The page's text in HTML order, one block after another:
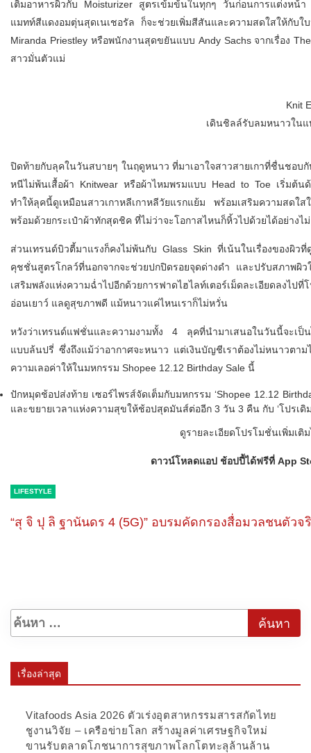
เติมอาหารผิวกับ Moisturizer สูตรเข้มข้นในทุกๆ วันก่อนการแต่งห
แมทท์สีแดงอมตุ่นสุดเนเชอรัล ก็จะช่วยเพิ่มสีสันและความสดใสให้กับ
Miranda Priestley หรือพนักงานสุดขยันแบบ Andy Sachs จากเรื่อง
สาวมั่นตัวแม่
Knit
เดินชิลล์รับลมหนาวในแ
ปิดท้ายกับลุคในวันสบายๆ ในฤดูหนาว ที่มาเอาใจสาวสายเกาที่ชื่นชอบ
หนีไม่พ้นเสื้อผ้า Knitwear หรือผ้าไหมพรมแบบ Head to Toe เริ่มต้น
ทำให้ลุคนี้ดูเหมือนสาวเกาหลีเกาหลีวัยแรกแย้ม พร้อมเสริมความสด
พร้อมด้วยกระเป๋าผ้าทักสุดชิค ที่ไม่ว่าจะโอกาสไหนก็หิ้วไปด้วยได้อย่างไ
ส่วนเทรนด์บิวตี้มาแรงก็คงไม่พ้นกับ Glass Skin ที่เน้นในเรื่องของผิ
คุชชั่นสูตรโกลว์ที่นอกจากจะช่วยปกปิดรอยจุดด่างดำ และปรับสภาพผิ
เสริมพลังแห่งความฉ่ำไปอีกด้วยการฟาดไฮไลท์เตอร์เม็ดละเอียดล
อ่อนเยาว์ แลดูสุขภาพดี แม้หนาวแค่ไหนเราก็ไม่หวั่น
หวังว่าเทรนด์แฟชั่นและความงามทั้ง 4 ลุคที่นำมาเสนอในวันนี้จะเป็น
แบบล้นปรี่ ซึ่งถึงแม้ว่าอากาศจะหนาว แต่เงินบัญชีเราต้องไม่หนาวตาม
ความเลอค่าให้ในมหกรรม Shopee 12.12 Birthday Sale นี้
ปักหมุดช้อปส่งท้าย เซอร์ไพรส์จัดเต็มกับมหกรรม ‘Shopee 12.12
และขยายเวลาแห่งความสุขให้ช้อปสุดมันส์ต่ออีก 3 วัน 3 คืน กับ ‘โปรเดิ
ดูรายละเอียดโปรโมชั่นเพิ่มเติ
ดาวน์โหลดแอป ช้อปปี้ได้ฟรีที่ App
LIFESTYLE
“สุ จิ ปุ ลิ ฐานันดร 4 (5G)” อบรมคัดกรองสื่อมวลชนตัวจ
เรื่องล่าสุด
Vitafoods Asia 2026 ตัวเร่งอุตสาหกรรมสารสกัดไทย
ชูงานวิจัย – เครือข่ายโลก สร้างมูลค่าเศรษฐกิจใหม่
ขานรับตลาดโภชนาการสุขภาพโลกโตทะลุล้านล้าน